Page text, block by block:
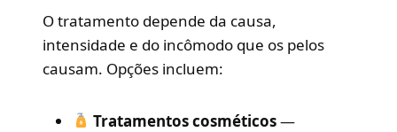
O tratamento depende da causa,
intensidade e do incômodo que os pelos
causam. Opções incluem:
Tratamentos cosméticos—